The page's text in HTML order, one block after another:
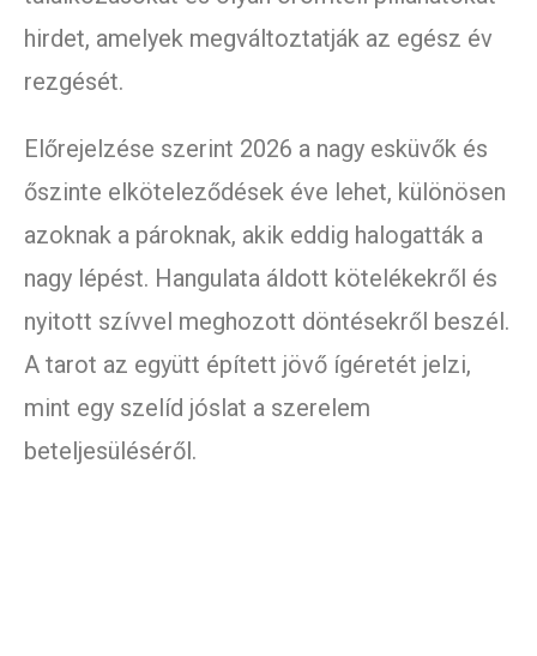
hirdet, amelyek megváltoztatják az egész év
rezgését.
Előrejelzése szerint 2026 a nagy esküvők és
őszinte elköteleződések éve lehet, különösen
azoknak a pároknak, akik eddig halogatták a
nagy lépést. Hangulata áldott kötelékekről és
nyitott szívvel meghozott döntésekről beszél.
A tarot az együtt épített jövő ígéretét jelzi,
mint egy szelíd jóslat a szerelem
beteljesüléséről.